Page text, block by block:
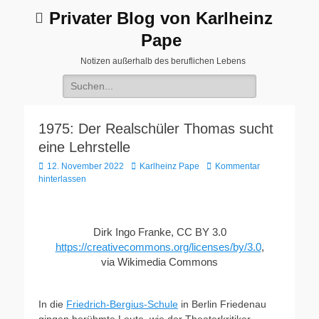
Privater Blog von Karlheinz
Pape
Notizen außerhalb des beruflichen Lebens
Suchen
nach:
1975: Der Realschüler Thomas sucht
eine Lehrstelle
Veröffentlicht
am
12. November 2022 AutorKarlheinz Pape
Kommentar
hinterlassen
Dirk Ingo Franke, CC BY 3.0
https://creativecommons.org/licenses/by/3.0,
via Wikimedia Commons
In die Friedrich-Bergius-Schule in Berlin Friedenau